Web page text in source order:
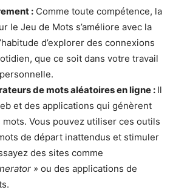
: Comme toute compétence, la
le Jeu de Mots s’améliore avec la
d’explorer des connexions
que ce soit dans votre travail
de mots aléatoires en ligne : Il
et des applications qui génèrent
Vous pouvez utiliser ces outils
de départ inattendus et stimuler
des sites comme
» ou des applications de